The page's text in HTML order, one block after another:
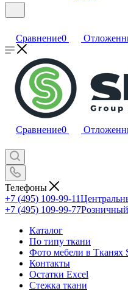
Сравнение0
Сравнение0
Телефоны
+7 (495) 109-99-11
+7 (495) 109-99-77
Каталог
По типу ткани
Фото мебели в Тканях
Контакты
Остатки Excel
Стежка ткани